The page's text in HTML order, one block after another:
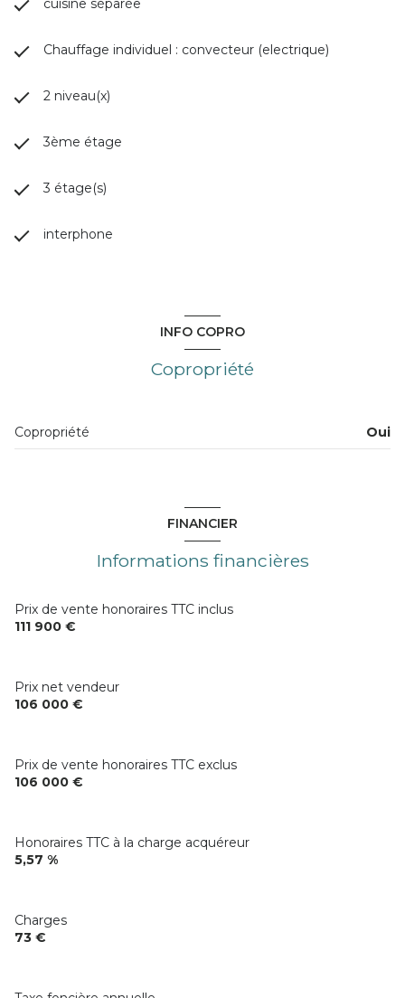
Chauffage individuel : convecteur (electrique)
2 niveau(x)
3ème étage
3 étage(s)
interphone
INFO COPRO
Copropriété
Copropriété Oui
FINANCIER
Informations financières
Prix de vente honoraires TTC inclus
111 900 €
Prix net vendeur
106 000 €
Prix de vente honoraires TTC exclus
106 000 €
Honoraires TTC à la charge acquéreur
5,57 %
Charges
73 €